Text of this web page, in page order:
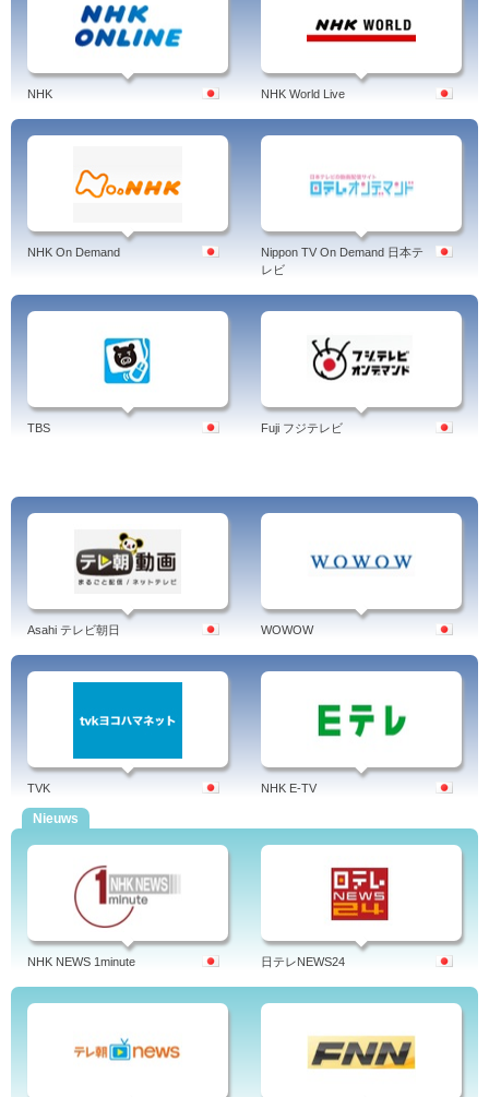
NHK NHK World Live
NHK On Demand
Nippon TV On Demand 日本テ
レビ
TBS Fuji フジテレビ
Asahi テレビ朝日 WOWOW
TVK NHK E-TV
Nieuws
NHK NEWS 1minute 日テレNEWS24